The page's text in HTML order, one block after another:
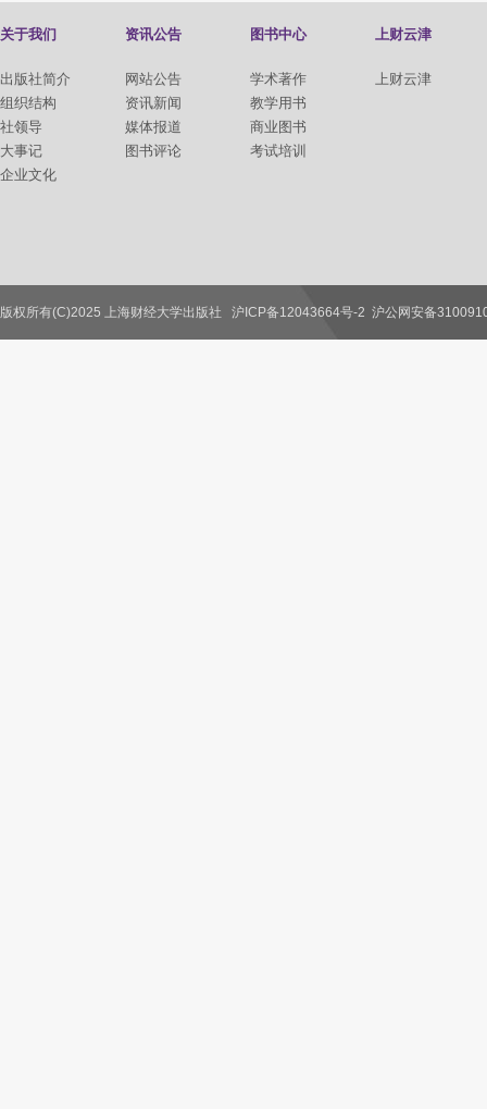
关于我们
出版社简介
组织结构
社领导
大事记
企业文化
资讯公告
网站公告
资讯新闻
媒体报道
图书评论
图书中心
学术著作
教学用书
商业图书
考试培训
上财云津
上财云津
联系我们
版权所有(C)2025 上海财经大学出版社 沪ICP备12043664号-2 沪公网安备